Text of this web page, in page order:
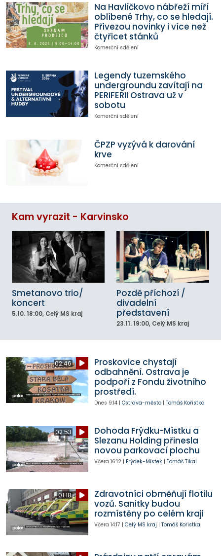
Na Havlíčkovo nábřeží míří
oblíbené Trhy, co se hledají.
Přivezou novinky i více než
čtyřicet stánků
Komerční sdělení
Legendy tuzemského
undergroundu zavítají na
PERIFERII Ostrava už v
sobotu
Komerční sdělení
ČPZP vyzývá k darování
krve
Komerční sdělení
Kam vyrazit - Karvinsko
Smetanovo trio/
koncert
5.10. 18:00, Celý MS kraj
Pozdě příchozí /
divadelní
představení
23.11. 19:00, Celý MS kraj
02:46
Proskovice chystají
odbahnění. Ostrava je
podpoří z Fondu životního
prostředí.
Dnes 9:14| Ostrava-město| Tomáš Kořistka
02:53
Dohoda Frýdku-Místku a
Slezanu Holding přinesla
novou parkovací plochu
Včera 16:12| Frýdek-Místek| Tomáš Tikal
01:18
Zdravotníci obměňují flotilu
vozů. Sanitky budou
rozmístěny po celém kraji
Včera 14:17 | Celý MS kraj | Tomáš Kořistka